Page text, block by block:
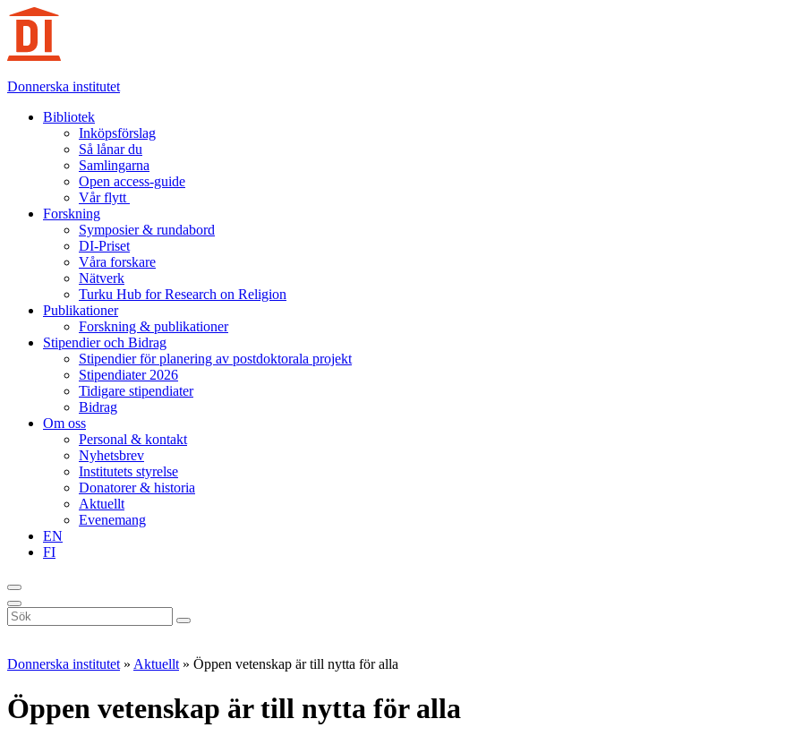
Hoppa
innehåll
Donnerska institutet
Bibliotek
Inköpsförslag
Så lånar du
Samlingarna
Open access-guide
Vår flytt
Forskning
Symposier & rundabord
DI-Priset
Våra forskare
Nätverk
Turku Hub for Research on Religion
Publikationer
Forskning & publikationer
Stipendier och Bidrag
Stipendier för planering av postdoktorala projekt
Stipendiater 2026
Tidigare stipendiater
Bidrag
Om oss
Personal & kontakt
Nyhetsbrev
Institutets styrelse
Donatorer & historia
Aktuellt
Evenemang
EN
FI
Sök
på
Donnerska institutet » Aktuellt » Öppen vetenskap är till nytta för alla
Öppen vetenskap är till nytta för alla